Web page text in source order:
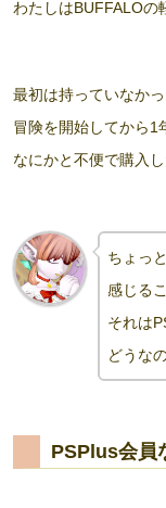
わたしはBUFFALOの
最初は持っていなかっ
冒険を開始してから1
なにかと不便で購入
ちょっ
感じる
それは
どうな
PSPlus会員